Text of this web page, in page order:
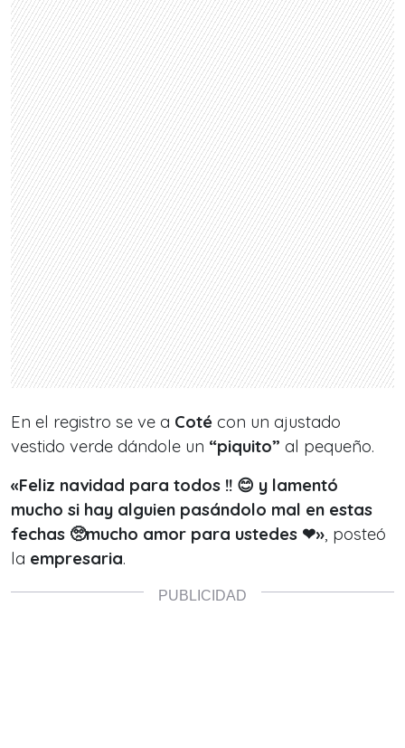
En el registro se ve a Coté con un ajustado
vestido verde dándole un “piquito” al pequeño.
«Feliz navidad para todos !! 😊 y lamentó
mucho si hay alguien pasándolo mal en estas
fechas 🥺mucho amor para ustedes ❤», posteó
la empresaria.